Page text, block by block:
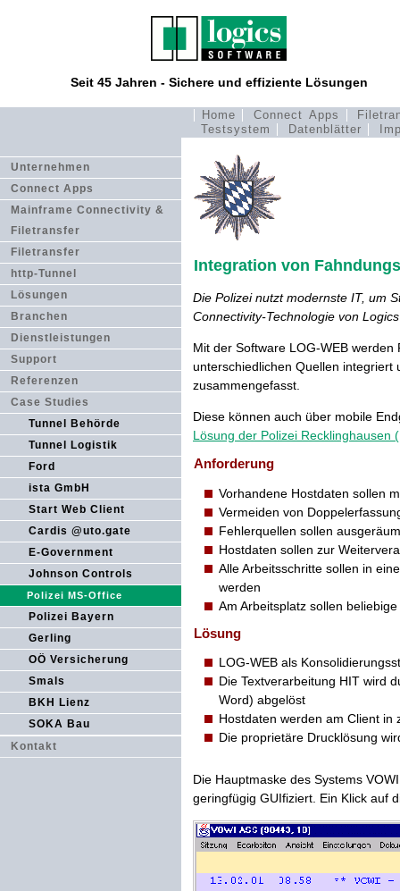
Seit 45 Jahren - Sichere und effiziente Lösungen
Home Connect Apps
Testsystem
Datenblätter
Unternehmen
Connect Apps
Mainframe Connectivity &
Filetransfer
Filetransfer
http-Tunnel
Lösungen
Branchen
Dienstleistungen
Support
Referenzen
Case Studies
Tunnel Behörde
Tunnel Logistik
Ford
ista GmbH
Start Web Client
Cardis @uto.gate
E-Government
Johnson Controls
Polizei MS-Office
Polizei Bayern
Gerling
OÖ Versicherung
Smals
BKH Lienz
SOKA Bau
Kontakt
Integration von
Die Polizei nutzt modernste IT, um
Connectivity-Technologie von
Mit der Software LOG-WEB
unterschiedlichen Quellen integriert
zusammengefasst.
Diese können auch über mobile
Lösung der Polizei Recklinghausen
Anforderung
Vorhandene Hostdaten sollen
Vermeiden von
Fehlerquellen sollen
Hostdaten sollen zur
Alle Arbeitsschritte sollen in
werden
Am Arbeitsplatz sollen
Lösung
LOG-WEB als
Die Textverarbeitung HIT wird
Word) abgelöst
Hostdaten werden am Client
Die proprietäre Drucklösung
Die Hauptmaske des Systems
geringfügig GUIfiziert. Ein Klick auf